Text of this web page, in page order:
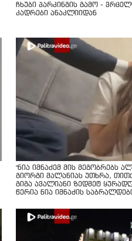
ჩხუბი პარკინგის გამო -
კადრები ანაკლიიდან
"ნია იმნაძემ მის მეგობრებს
გიორგი მალანიას უთხრა,
გიგა ავალიანი ზედმეტ
წერია ნია იმნაძის